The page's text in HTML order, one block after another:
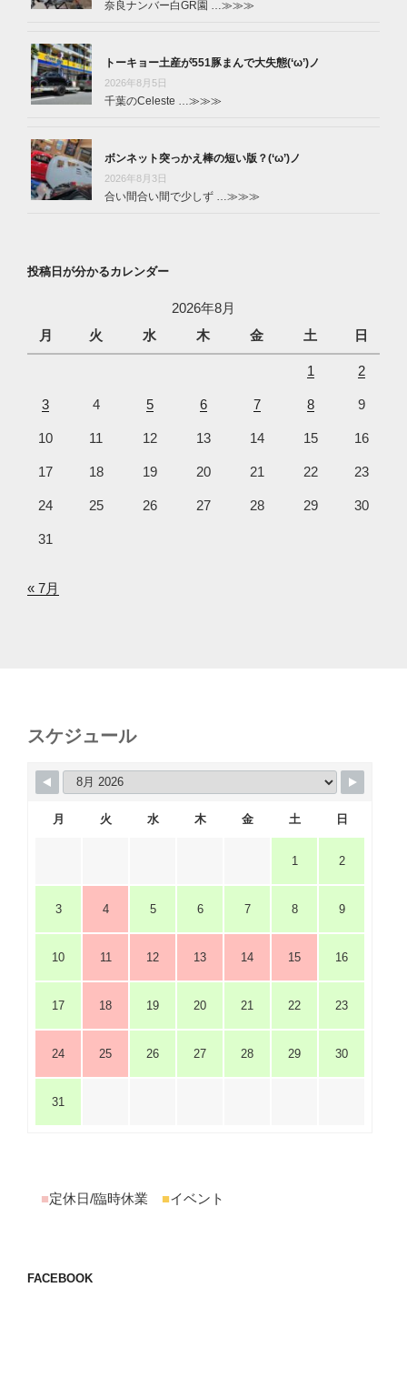
奈良ナンバー白GR園 …≫≫≫
トーキョー土産が551豚まんで大失態(‘ω’)ノ
2026年8月5日
千葉のCeleste …≫≫≫
ボンネット突っかえ棒の短い版？(‘ω’)ノ
2026年8月3日
合い間合い間で少しず …≫≫≫
投稿日が分かるカレンダー
2026年8月
月
火 水 木 金 土 日
1 2
3 4 5 6 7 8 9
10 11 12 13 14 15 16
17 18 19 20 21 22 23
24 25 26 27 28 29 30
31
« 7月
スケジュール
月 火 水 木 金 土 日
1 2
3 4 5 6 7 8 9
10 11 12 13 14 15 16
17 18 19 20 21 22 23
24 25 26 27 28 29 30
31
■定休日/臨時休業 ■イベント
FACEBOOK